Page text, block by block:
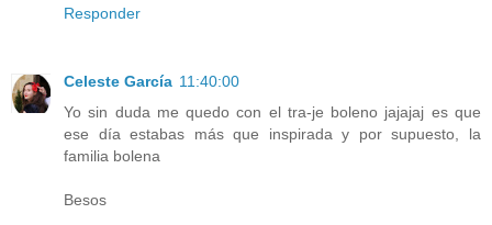
Responder
Celeste García 11:40:00
Yo sin duda me quedo con el tra-je boleno jajajaj es que
ese día estabas más que inspirada y por supuesto, la
familia bolena
Besos